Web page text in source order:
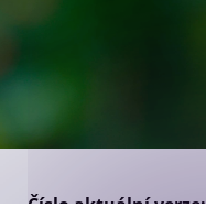
Číslo aktuální verze: